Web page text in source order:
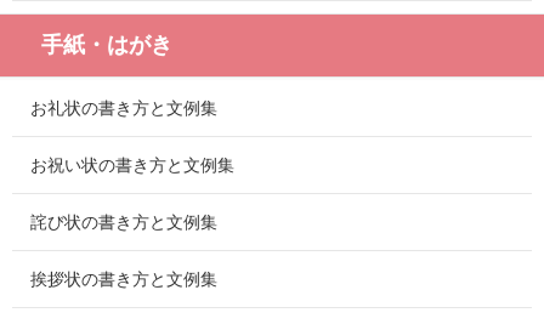
手紙・はがき
お礼状の書き方と文例集
お祝い状の書き方と文例集
詫び状の書き方と文例集
挨拶状の書き方と文例集